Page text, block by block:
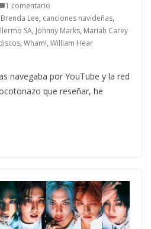
1 comentario
Brenda Lee, canciones navideñas,
SA, Johnny Marks, Mariah Carey
, Wham!, William Hear
navegaba por YouTube y la red
que reseñar, he